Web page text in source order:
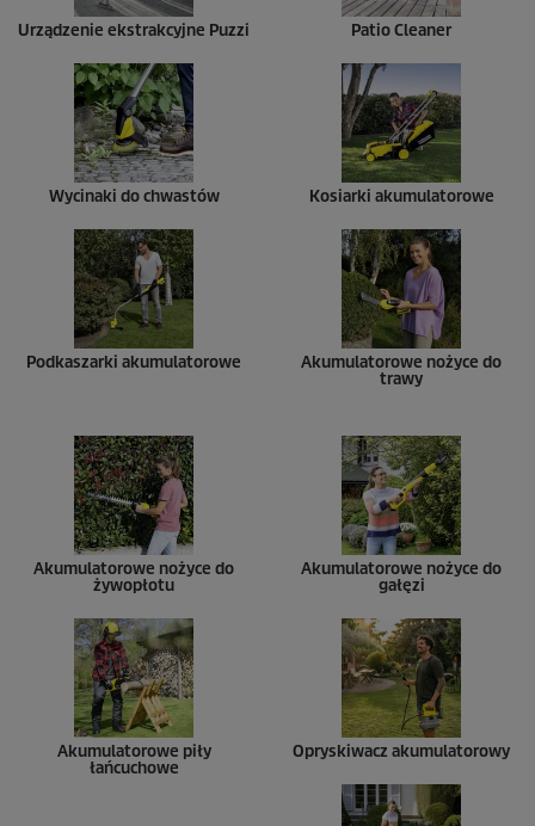
Urządzenie ekstrakcyjne Puzzi Patio Cleaner
Wycinaki do chwastów Kosiarki akumulatorowe
Podkaszarki akumulatorowe
Akumulatorowe nożyce do
trawy
Akumulatorowe nożyce do
żywopłotu
Akumulatorowe nożyce do
gałęzi
Akumulatorowe piły
łańcuchowe
Opryskiwacz akumulatorowy